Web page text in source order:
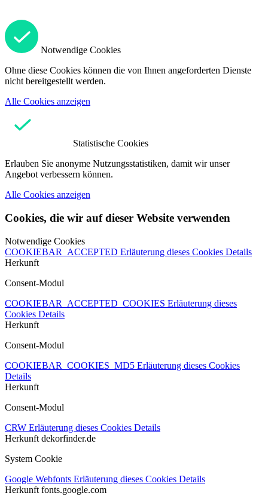
Notwendige Cookies
Ohne diese Cookies können die von Ihnen angeforderten Dienste
nicht bereitgestellt werden.
Alle Cookies anzeigen
Statistische Cookies
Erlauben Sie anonyme Nutzungsstatistiken, damit wir unser
Angebot verbessern können.
Alle Cookies anzeigen
Cookies, die wir auf dieser Website verwenden
Notwendige Cookies
COOKIEBAR_ACCEPTED Erläuterung dieses Cookies Details
Herkunft
Consent-Modul
COOKIEBAR_ACCEPTED_COOKIES Erläuterung dieses
Cookies Details
Herkunft
Consent-Modul
COOKIEBAR_COOKIES_MD5 Erläuterung dieses Cookies
Details
Herkunft
Consent-Modul
CRW Erläuterung dieses Cookies Details
Herkunft dekorfinder.de
System Cookie
Google Webfonts Erläuterung dieses Cookies Details
Herkunft fonts.google.com